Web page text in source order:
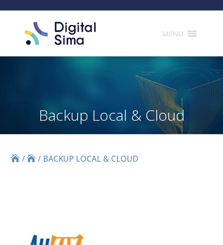
MENU
Backup Local & Cloud
/ / BACKUP LOCAL & CLOUD